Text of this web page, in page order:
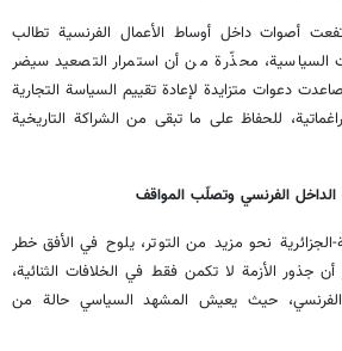
أصوات داخل أوساط الأعمال الفرنسية تطالب
السياسية، محذّرة من أن استمرار التصعيد سيضر
دعوات متزايدة لإعادة تقييم السياسة التجارية
للحفاظ على ما تبقى من الشراكة التاريخية
الفرنسي وتصلّب المواقف
الجزائرية نحو مزيد من التوتر، يلوح في الأفق خطر
جذور الأزمة لا تكمن فقط في الخلافات الثنائية،
الفرنسي، حيث يعيش المشهد السياسي حالة من